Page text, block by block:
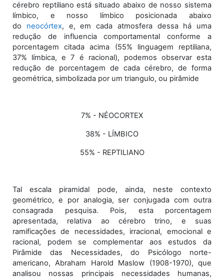
cérebro reptiliano está situado abaixo de nosso sistema
límbico, e nosso límbico posicionada abaixo
do neocórtex, e, em cada atmosfera dessa há uma
redução de influencia comportamental conforme a
porcentagem citada acima (55% linguagem reptiliana,
37% límbica, e 7 é racional), podemos observar esta
redução de porcentagem de cada cérebro, de forma
geométrica, simbolizada por um triangulo, ou pirâmide
7% - NÉOCORTEX
38% - LÍMBICO
55% - REPTILIANO
Tal escala piramidal pode, ainda, neste contexto
geométrico, e por analogia, ser conjugada com outra
consagrada pesquisa. Pois, esta porcentagem
apresentada, relativa ao cérebro trino, e suas
ramificações de necessidades, irracional, emocional e
racional, podem se complementar aos estudos da
Pirâmide das Necessidades, do Psicólogo norte-
americano, Abraham Harold Maslow (1908-1970), que
analisou nossas principais necessidades humanas,